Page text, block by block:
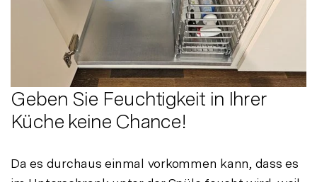
Geben Sie Feuchtigkeit in Ihrer
Küche keine Chance!
Da es durchaus einmal vorkommen kann, dass es